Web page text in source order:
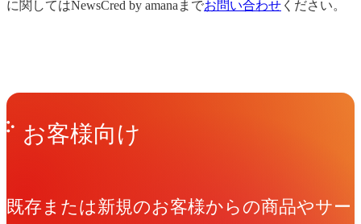
に関してはNewsCred by amanaまでお問い合わせ ください。
Get in Touchお問い合わせ
お客様向け
既存または新規のお客様からの商品やサー